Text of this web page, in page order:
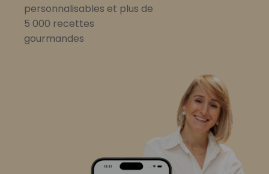
personnalisables et plus de
5 000 recettes
gourmandes